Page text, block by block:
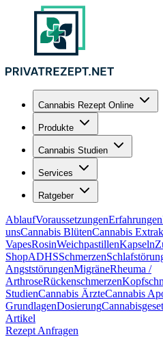
Cannabis Rezept Online
Produkte
Cannabis Studien
Services
Ratgeber
AblaufVoraussetzungenErfahrungen
unsCannabis BlütenCannabis
VapesRosinWeichpastillenKapseln
ShopADHSSchmerzen
AngststörungenMigräneRheuma /
ArthroseRückenschmerzen
StudienCannabis ÄrzteCannabis
GrundlagenDosierung
Artikel
Rezept Anfragen